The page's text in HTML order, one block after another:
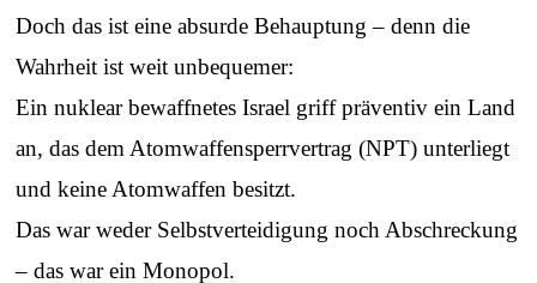
Doch das ist eine absurde Behauptung – denn die
Wahrheit ist weit unbequemer:
Ein nuklear bewaffnetes Israel griff präventiv ein Land
an, das dem Atomwaffensperrvertrag (NPT) unterliegt
und keine Atomwaffen besitzt.
Das war weder Selbstverteidigung noch Abschreckung
– das war ein Monopol.